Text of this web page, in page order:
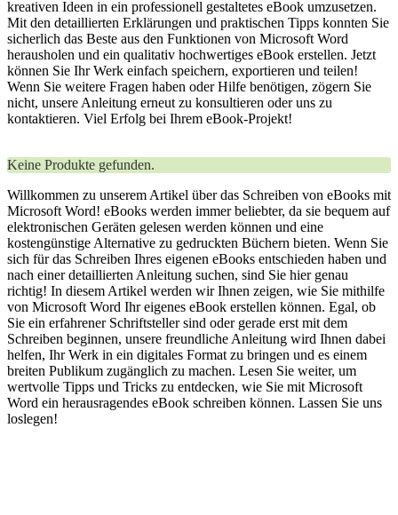
kreativen Ideen in ein professionell gestaltetes eBook umzusetzen.
Mit den detaillierten Erklärungen und praktischen Tipps konnten Sie
sicherlich das Beste aus den Funktionen von Microsoft Word
herausholen und ein qualitativ hochwertiges eBook erstellen. Jetzt
können Sie Ihr Werk einfach speichern, exportieren und teilen!
Wenn Sie weitere Fragen haben oder Hilfe benötigen, zögern Sie
nicht, unsere Anleitung erneut zu konsultieren oder uns zu
kontaktieren. Viel Erfolg bei Ihrem eBook-Projekt!
Keine Produkte gefunden.
Willkommen zu unserem Artikel über das Schreiben von eBooks mit⁤
Microsoft Word! eBooks werden immer beliebter, da sie‌ bequem auf
elektronischen‌ Geräten ⁢gelesen werden ⁤können und eine
kostengünstige Alternative zu gedruckten Büchern bieten. Wenn‌ Sie
sich für das Schreiben Ihres eigenen eBooks entschieden haben und
nach einer detaillierten Anleitung suchen, sind Sie hier ​genau
richtig! In diesem Artikel werden wir Ihnen zeigen,‍ wie Sie mithilfe
⁤von Microsoft Word Ihr eigenes eBook erstellen können. Egal, ob
Sie ein erfahrener Schriftsteller sind oder gerade erst mit dem
Schreiben beginnen, unsere freundliche Anleitung wird Ihnen dabei
helfen, Ihr Werk in ein digitales Format zu bringen und es einem
breiten Publikum zugänglich zu machen. Lesen Sie weiter, um
wertvolle Tipps und Tricks zu entdecken, wie Sie mit Microsoft
Word ein‌ herausragendes eBook schreiben können. Lassen Sie uns
loslegen!